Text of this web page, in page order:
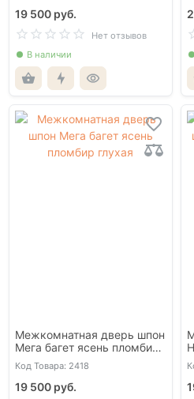
19 500 руб.
Нет отзывов
В наличии
Межкомнатная дверь шпон
Мега багет ясень пломбир
глухая
Код Товара: 2418
19 500 руб.